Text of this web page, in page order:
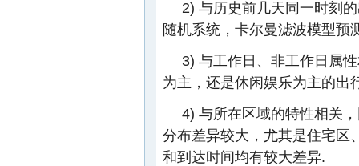
2) 与历史前几天同一时刻
随机系统，卡尔曼滤波模型预
3) 与工作日、非工作日属
为主，还是休闲娱乐为主的出
4) 与所在区域的特性相关
分布差异较大，尤其是住宅区
和到达时间均有较大差异.